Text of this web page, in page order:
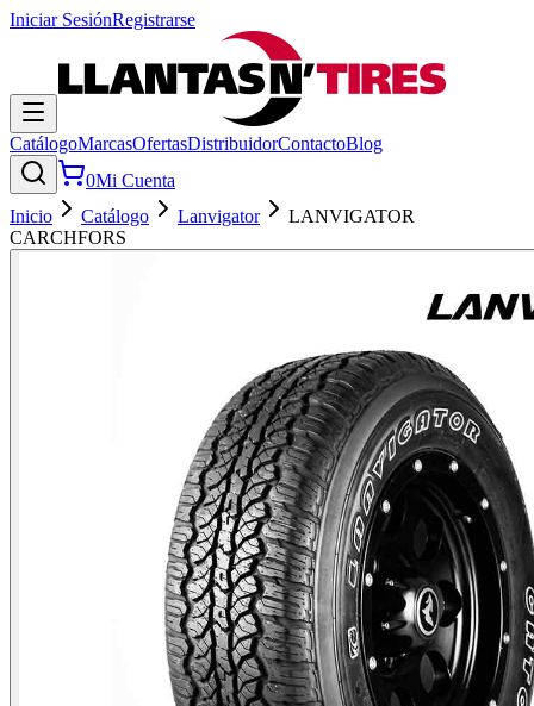
Iniciar SesiónRegistrarse
CatálogoMarcasOfertasDistribuidorContactoBlog
0Mi Cuenta
Inicio
Catálogo Lanvigator
LANVIGATOR
CARCHFORS